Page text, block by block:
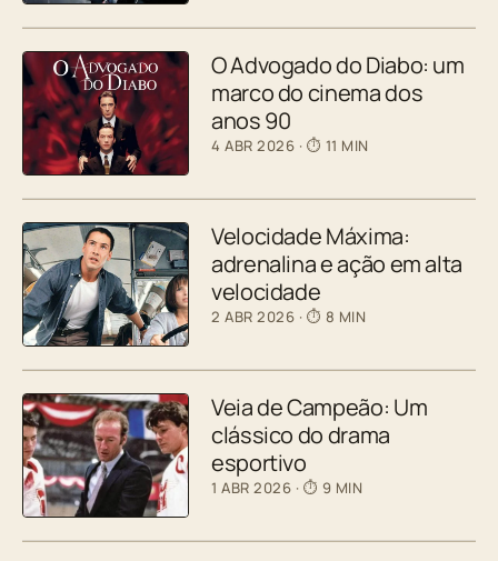
O Advogado do Diabo: um
marco do cinema dos
anos 90
4 ABR 2026 · ⏱ 11 MIN
Velocidade Máxima:
adrenalina e ação em alta
velocidade
2 ABR 2026 · ⏱ 8 MIN
Veia de Campeão: Um
clássico do drama
esportivo
1 ABR 2026 · ⏱ 9 MIN